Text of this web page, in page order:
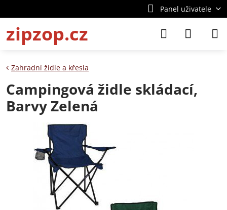
Panel uživatele
zipzop.cz
Zahradní židle a křesla
Campingová židle skládací,
Barvy Zelená